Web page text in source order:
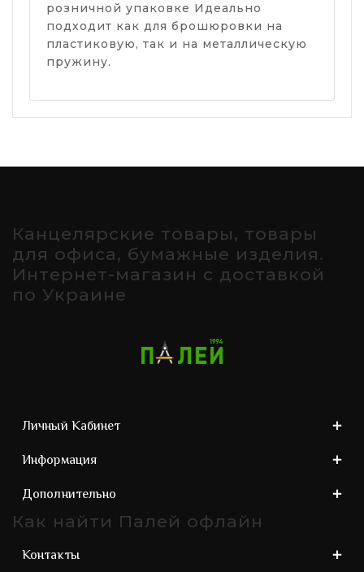
розничной упаковке Идеально
подходит как для брошюровки на
пластиковую, так и на металлическую
пружину.
Канцелярские товары, товары
для офиса, бумажные изделия.
Интернет-магазин с доставкой
по Украине
Личный Кабинет
Информация
Дополнительно
Как найти Палей офлайн
Контакты